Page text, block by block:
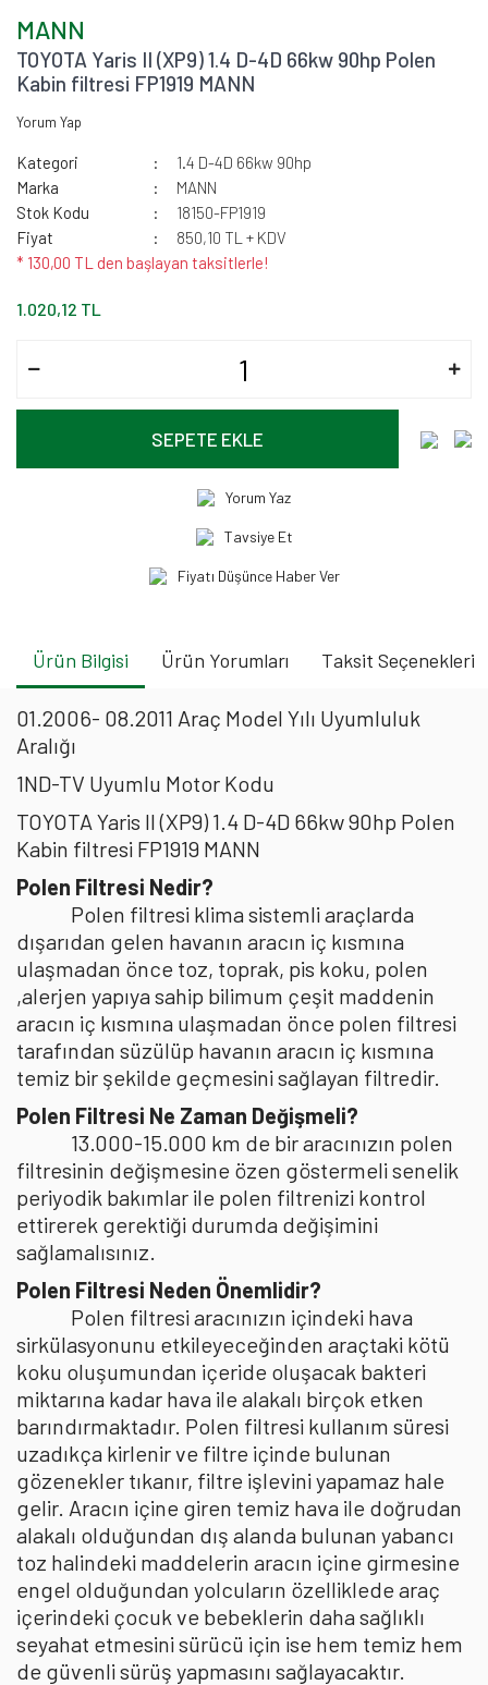
MANN
TOYOTA Yaris II (XP9) 1.4 D-4D 66kw 90hp Polen
Kabin filtresi FP1919 MANN
Yorum Yap
Kategori
1.4 D-4D 66kw 90hp
Marka
MANN
Stok Kodu
18150-FP1919
Fiyat
850,10 TL + KDV
* 130,00 TL den başlayan taksitlerle!
1.020,12 TL
SEPETE EKLE
Yorum Yaz
Tavsiye Et
Fiyatı Düşünce Haber Ver
Ürün Bilgisi Ürün Yorumları Taksit Seçenekleri
01.2006- 08.2011 Araç Model Yılı Uyumluluk
Aralığı
1ND-TV Uyumlu Motor Kodu
TOYOTA Yaris II (XP9) 1.4 D-4D 66kw 90hp Polen
Kabin filtresi FP1919 MANN
Polen Filtresi Nedir?
Polen filtresi klima sistemli araçlarda
dışarıdan gelen havanın aracın iç kısmına
ulaşmadan önce toz, toprak, pis koku, polen
,alerjen yapıya sahip bilimum çeşit maddenin
aracın iç kısmına ulaşmadan önce polen filtresi
tarafından süzülüp havanın aracın iç kısmına
temiz bir şekilde geçmesini sağlayan filtredir.
Polen Filtresi Ne Zaman Değişmeli?
13.000-15.000 km de bir aracınızın polen
filtresinin değişmesine özen göstermeli senelik
periyodik bakımlar ile polen filtrenizi kontrol
ettirerek gerektiği durumda değişimini
sağlamalısınız.
Polen Filtresi Neden Önemlidir?
Polen filtresi aracınızın içindeki hava
sirkülasyonunu etkileyeceğinden araçtaki kötü
koku oluşumundan içeride oluşacak bakteri
miktarına kadar hava ile alakalı birçok etken
barındırmaktadır. Polen filtresi kullanım süresi
uzadıkça kirlenir ve filtre içinde bulunan
gözenekler tıkanır, filtre işlevini yapamaz hale
gelir. Aracın içine giren temiz hava ile doğrudan
alakalı olduğundan dış alanda bulunan yabancı
toz halindeki maddelerin aracın içine girmesine
engel olduğundan yolcuların özelliklede araç
içerindeki çocuk ve bebeklerin daha sağlıklı
seyahat etmesini sürücü için ise hem temiz hem
de güvenli sürüş yapmasını sağlayacaktır.